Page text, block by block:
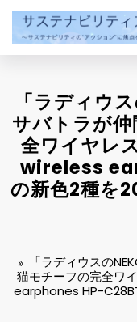
ン
「ラディウ
サバトラが
全ワイヤレ
wireless
の新色2種を
「ラディウスの
猫モチーフの完全ワ
earphones HP-